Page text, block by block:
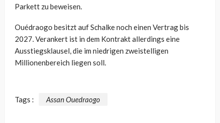
Parkett zu beweisen.
Ouédraogo besitzt auf Schalke noch einen Vertrag bis
2027. Verankert ist in dem Kontrakt allerdings eine
Ausstiegsklausel, die im niedrigen zweistelligen
Millionenbereich liegen soll.
Tags : Assan Ouedraogo